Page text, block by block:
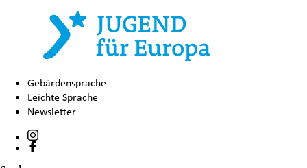
Gebärdensprache
Leichte Sprache
Newsletter